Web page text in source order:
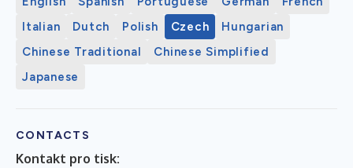
Italian
Dutch Polish Czech
Hungarian
Chinese Traditional
Chinese Simplified
Japanese
CONTACTS
Kontakt pro tisk: